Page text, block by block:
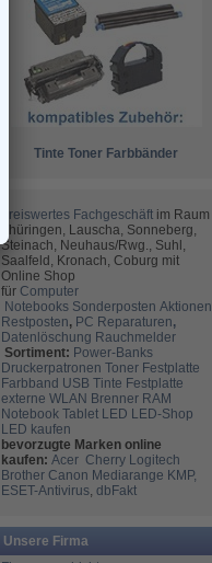
Tinte Toner Farbbänder
preiswertes Fachgeschäft im Raum
Thüringen, Lauscha, Sonneberg,
Steinach, Neuhaus/Rwg., Suhl,
Saalfeld, Kronach, Coburg mit
Online Shop
für Computer
Notebooks Sonderposten Aktionen
Restposten, PC Reparaturen,
Datenlöschung Rauchmelder
Sortiment: Power-Banks
Druckerpatronen Toner Festplatte
Farbband USB Tinte Festplatte
externe WLAN Brenner RAM
Notebook Tablet LED LED-Shop
LED kaufen
bevorzugte Marken online
kaufen: Acer Cherry Logitech
Brother Canon Mediarange KMP,
ESET-Antivirus, dbFakt
Unsere Firma